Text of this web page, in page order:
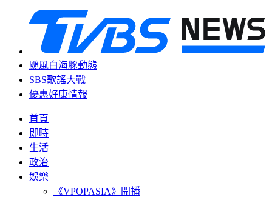
颱風白海豚動態
SBS歌謠大戰
優惠好康情報
首頁
即時
生活
政治
娛樂
《VPOPASIA》開播